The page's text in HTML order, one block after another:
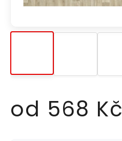
od 568 Kč